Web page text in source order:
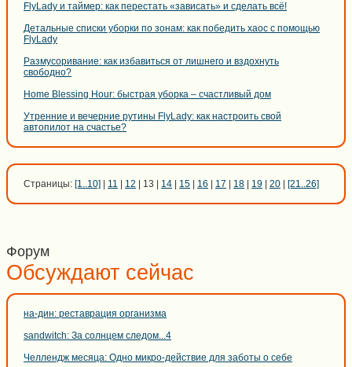
FlyLady и таймер: как перестать «зависать» и сделать всё!
Детальные списки уборки по зонам: как победить хаос с помощью
FlyLady
Размусоривание: как избавиться от лишнего и вздохнуть
свободно?
Home Blessing Hour: быстрая уборка – счастливый дом
Утренние и вечерние рутины FlyLady: как настроить свой
автопилот на счастье?
Страницы: [1..10] 11 12 | 13 | 14 15 16 17 18 19 20 [21..26]
Форум
Обсуждают сейчас
на-дин: реставрация организма
sandwitch: За солнцем следом...4
Челлендж месяца: Одно микро-действие для заботы о себе